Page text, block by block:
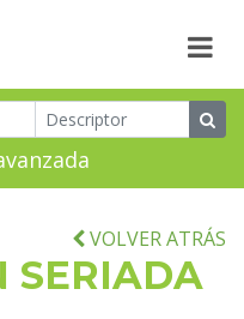
VOLVER ATRÁS
SERIADA